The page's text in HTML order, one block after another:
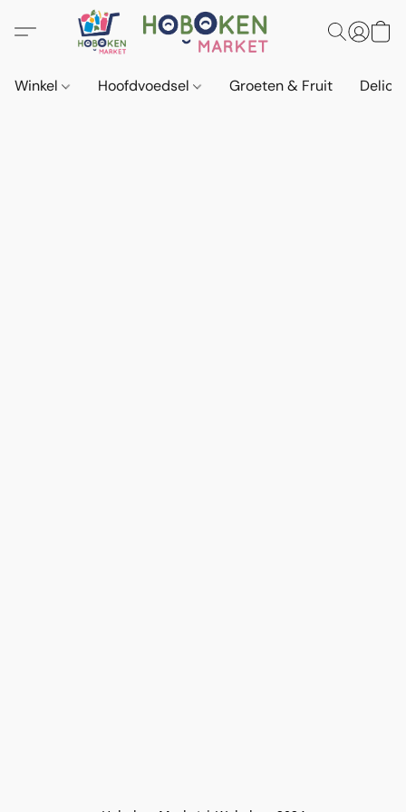
Winkel Hoofdvoedsel Groeten & Fruit